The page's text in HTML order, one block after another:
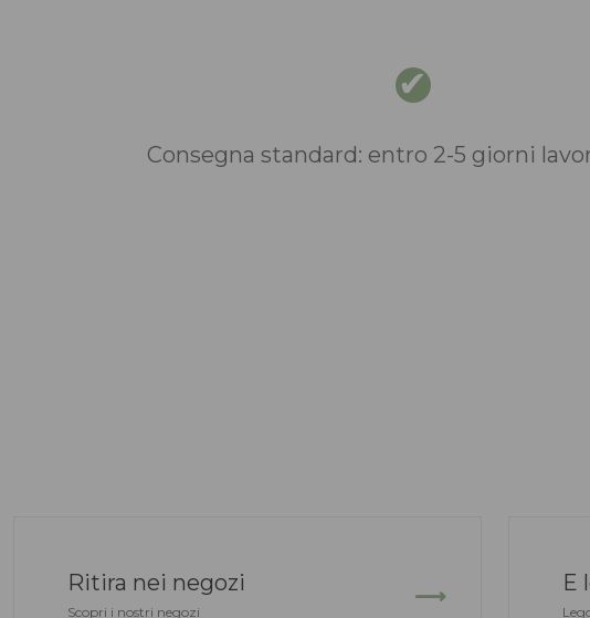
Consegna standard: entro 2-5 giorni
Ritira nei negozi
Scopri i nostri negozi
E